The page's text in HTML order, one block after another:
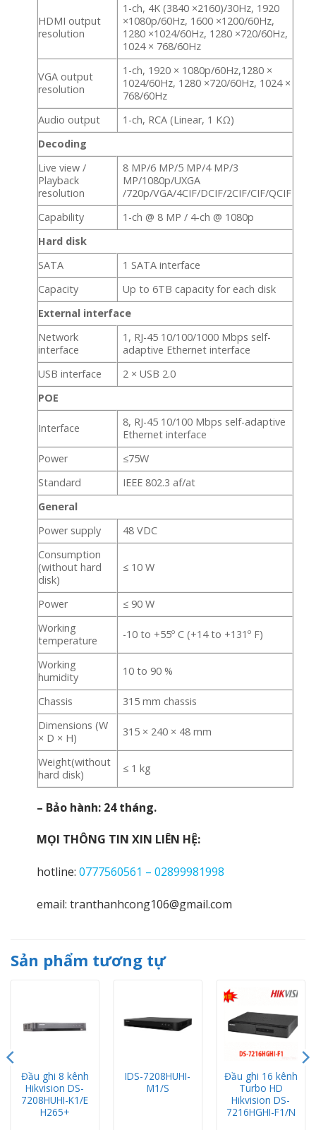
HDMI output
resolution
1-ch, 4K (3840 ×2160)/30Hz, 1920
×1080p/60Hz, 1600 ×1200/60Hz,
1280 ×1024/60Hz, 1280 ×720/60Hz,
1024 × 768/60Hz
VGA output
resolution
1-ch, 1920 × 1080p/60Hz,1280 ×
1024/60Hz, 1280 ×720/60Hz, 1024 ×
768/60Hz
Audio output
1-ch, RCA (Linear, 1 KΩ)
Decoding
Live view /
Playback
resolution
8 MP/6 MP/5 MP/4 MP/3
MP/1080p/UXGA
/720p/VGA/4CIF/DCIF/2CIF/CIF/QCIF
Capability
1-ch @ 8 MP / 4-ch @ 1080p
Hard disk
SATA
1 SATA interface
Capacity
Up to 6TB capacity for each disk
External interface
Network
interface
1, RJ-45 10/100/1000 Mbps self-
adaptive Ethernet interface
USB interface
2 × USB 2.0
POE
Interface
8, RJ-45 10/100 Mbps self-adaptive
Ethernet interface
Power
≤75W
Standard
IEEE 802.3 af/at
General
Power supply
48 VDC
Consumption
(without hard
disk)
≤ 10 W
Power
≤ 90 W
Working
temperature
-10 to +55º C (+14 to +131º F)
Working
humidity
10 to 90 %
Chassis
315 mm chassis
Dimensions (W
× D × H)
315 × 240 × 48 mm
Weight(without
hard disk)
≤ 1 kg
– Bảo hành: 24 tháng.
MỌI THÔNG TIN XIN LIÊN HỆ:
hotline: 0777560561 – 02899981998
email: tranthanhcong106@gmail.com
Sản phẩm tương tự
Đầu ghi 8 kênh
Hikvision DS-
7208HUHI-K1/E
H265+
IDS-7208HUHI-
M1/S
Đầu ghi 16 kênh
Turbo HD
Hikvision DS-
7216HGHI-F1/N